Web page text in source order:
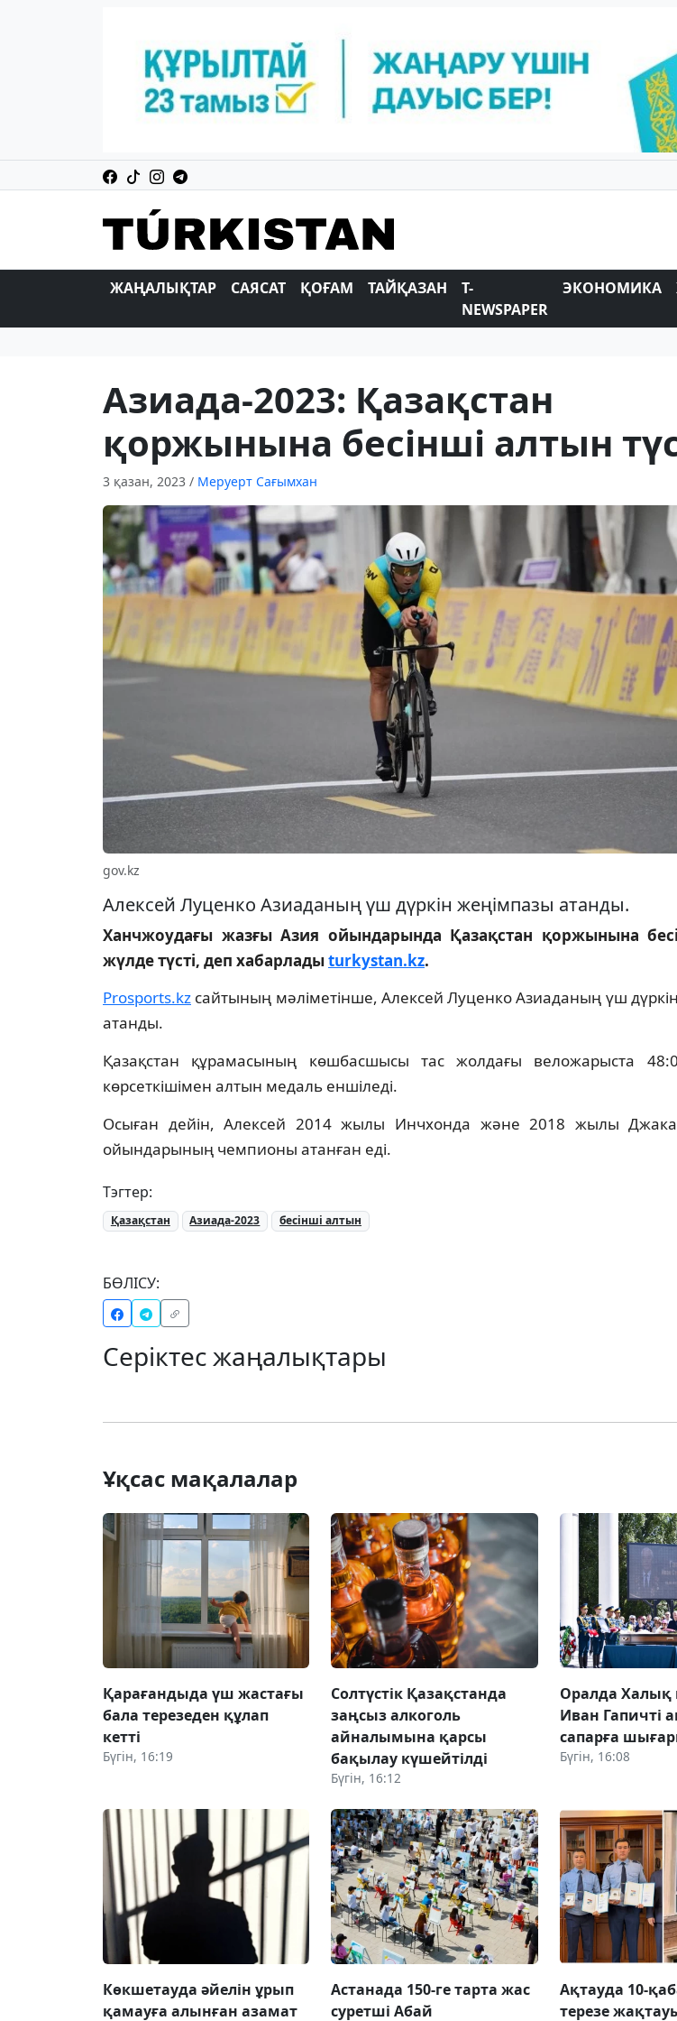
ЖАҢАЛЫҚТАР САЯСАТ ҚОҒАМ ТАЙҚАЗАН
T-
NEWSPAPER
ЭКОНОМИКА
Азиада-2023: Қазақстан
қоржынына бесінші алтын
3 қазан, 2023 / Меруерт Сағымхан
gov.kz
Алексей Луценко Азиаданың үш дүркін жеңімпазы атанды.
Ханчжоудағы жазғы Азия ойындарында Қазақстан қоржынына
жүлде түсті, деп хабарладыturkystan.kz.
Prosports.kz сайтының мәліметінше, Алексей Луценко Азиаданың үш
атанды.
Қазақстан құрамасының көшбасшысы тас жолдағы веложарыста
көрсеткішімен алтын медаль еншіледі.
Осыған дейін, Алексей 2014 жылы Инчхонда және 2018 жылы
ойындарының чемпионы атанған еді.
Тэгтер:
Қазақстан Азиада-2023 бесінші алтын
БӨЛІСУ:
Серіктес жаңалықтары
Ұқсас мақалалар
Қарағандыда үш жастағы
бала терезеден құлап
кетті
Бүгін, 16:19
Солтүстік Қазақстанда
заңсыз алкоголь
айналымына қарсы
бақылау күшейтілді
Бүгін, 16:12
Оралда
Иван Гапичті
сапарға
Бүгін, 16:08
Көкшетауда әйелін ұрып
қамауға алынған азамат
Астанада 150-ге тарта жас
суретші Абай
Ақтауда 10-
терезе